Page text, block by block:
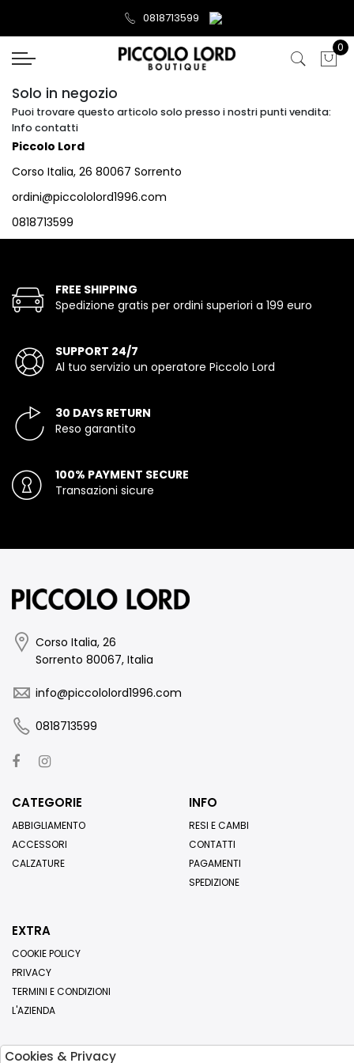
0818713599
0
Solo in negozio
Puoi trovare questo articolo solo presso i nostri punti vendita:
Info contatti
Piccolo Lord
Corso Italia, 26 80067 Sorrento
ordini@piccololord1996.com
0818713599
FREE SHIPPING
Spedizione gratis per ordini superiori a 199 euro
SUPPORT 24/7
Al tuo servizio un operatore Piccolo Lord
30 DAYS RETURN
Reso garantito
100% PAYMENT SECURE
Transazioni sicure
Corso Italia, 26
Sorrento 80067, Italia
info@piccololord1996.com
0818713599
CATEGORIE
ABBIGLIAMENTO
ACCESSORI
CALZATURE
INFO
RESI E CAMBI
CONTATTI
PAGAMENTI
SPEDIZIONE
EXTRA
COOKIE POLICY
PRIVACY
TERMINI E CONDIZIONI
L'AZIENDA
Cookies & Privacy